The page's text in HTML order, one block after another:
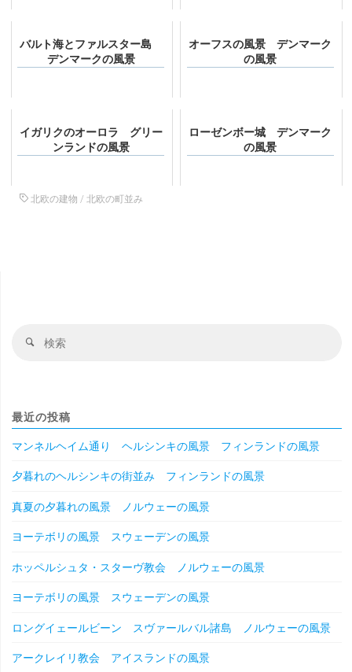
バルト海とファルスター島
デンマークの風景
オーフスの風景 デンマーク
の風景
イガリクのオーロラ グリー
ンランドの風景
ローゼンボー城 デンマーク
の風景
北欧の建物 / 北欧の町並み
検
最近の投稿
マンネルヘイム通り ヘルシンキの風景 フィンランドの風景
夕暮れのヘルシンキの街並み フィンランドの風景
真夏の夕暮れの風景 ノルウェーの風景
ヨーテボリの風景 スウェーデンの風景
ホッペルシュタ・スターヴ教会 ノルウェーの風景
ヨーテボリの風景 スウェーデンの風景
ロングイェールビーン スヴァールバル諸島 ノルウェーの風景
アークレイリ教会 アイスランドの風景